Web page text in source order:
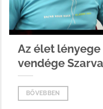
Az élet lényege
vendége
BŐVEBBEN